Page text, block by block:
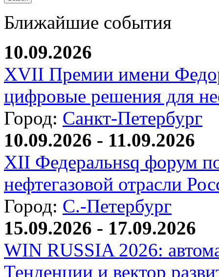
Ближайшие события
10.09.2026
XVII Премии имени
цифровые решения для
Город: Санкт-Петербург
10.09.2026 - 11.09.2026
XII Федеральнsq форум
нефтегазовой отрасли
Город: С.-Петербург
15.09.2026 - 17.09.2026
WIN RUSSIA 2026:
Тенденции и вектор